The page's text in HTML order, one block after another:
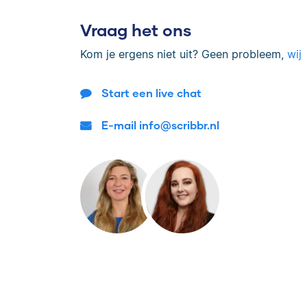
Vraag het ons
Kom je ergens niet uit? Geen probleem, wij
Start een live chat
E-mail info@scribbr.nl